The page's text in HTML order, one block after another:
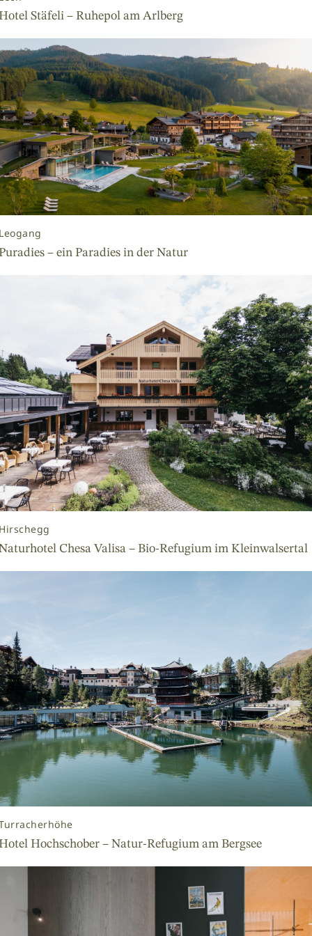
Stäfeli – Ruhepol am Arlberg
– ein Paradies in der Natur
Chesa Valisa – Bio-Refugium im Kleinwalsertal
Hochschober – Natur-Refugium am Bergsee